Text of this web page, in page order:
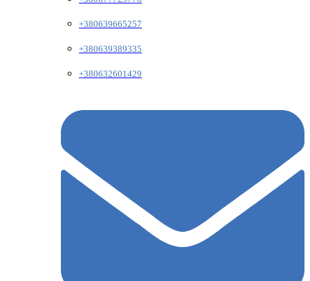
+380639665257
+380639389335
+380632601429